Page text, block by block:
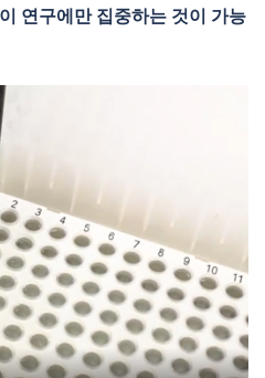
연구에만 집중하는 것이 가능